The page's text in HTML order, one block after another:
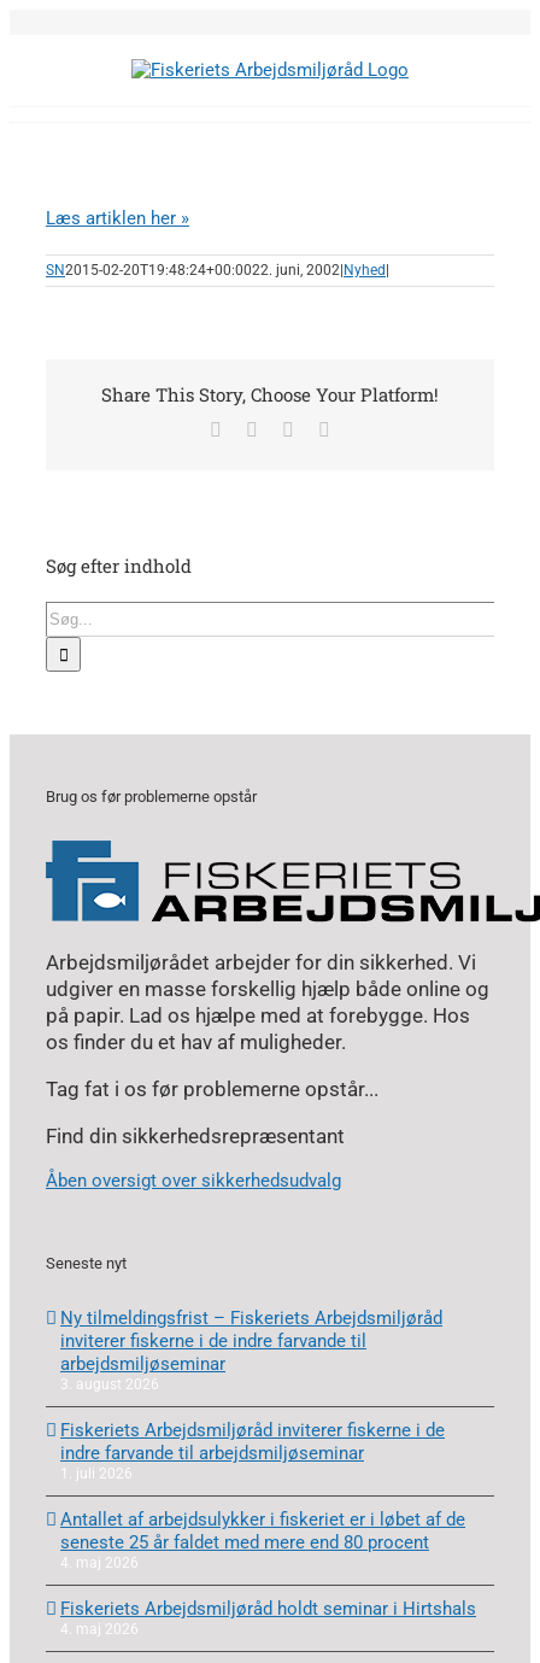
Læs artiklen her »
SN2015-02-20T19:48:24+00:0022. juni, 2002 Nyhed
Share This Story, Choose Your Platform!
Facebook LinkedIn
Søg efter indhold
Søg
efter:
Brug os før problemerne opstår
Arbejdsmiljørådet arbejder for din sikkerhed. Vi
udgiver en masse forskellig hjælp både online og
på papir. Lad os hjælpe med at forebygge. Hos
os finder du et hav af muligheder.
Tag fat i os før problemerne opstår...
Find din sikkerhedsrepræsentant
Åben oversigt over sikkerhedsudvalg
Seneste nyt
Ny tilmeldingsfrist – Fiskeriets Arbejdsmiljøråd
inviterer fiskerne i de indre farvande til
arbejdsmiljøseminar
3. august 2026
Fiskeriets Arbejdsmiljøråd inviterer fiskerne i de
indre farvande til arbejdsmiljøseminar
1. juli 2026
Antallet af arbejdsulykker i fiskeriet er i løbet af de
seneste 25 år faldet med mere end 80 procent
4. maj 2026
Fiskeriets Arbejdsmiljøråd holdt seminar i Hirtshals
4. maj 2026